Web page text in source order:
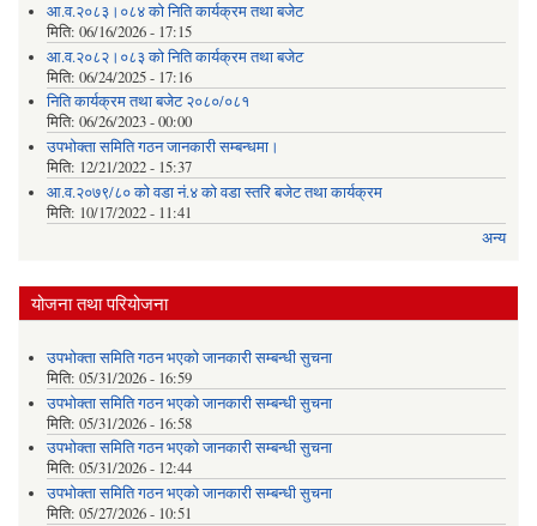
आ.व.२०८३।०८४ को निति कार्यक्रम तथा बजेट
मिति: 06/16/2026 - 17:15
आ.व.२०८२।०८३ को निति कार्यक्रम तथा बजेट
मिति: 06/24/2025 - 17:16
निति कार्यक्रम तथा बजेट २०८०/०८१
मिति: 06/26/2023 - 00:00
उपभोक्ता समिति गठन जानकारी सम्बन्धमा।
मिति: 12/21/2022 - 15:37
आ.व.२०७९/८० को वडा नं.४ को वडा स्तरि बजेट तथा कार्यक्रम
मिति: 10/17/2022 - 11:41
अन्य
योजना तथा परियोजना
उपभोक्ता समिति गठन भएको जानकारी सम्बन्धी सुचना
मिति: 05/31/2026 - 16:59
उपभोक्ता समिति गठन भएको जानकारी सम्बन्धी सुचना
मिति: 05/31/2026 - 16:58
उपभोक्ता समिति गठन भएको जानकारी सम्बन्धी सुचना
मिति: 05/31/2026 - 12:44
उपभोक्ता समिति गठन भएको जानकारी सम्बन्धी सुचना
मिति: 05/27/2026 - 10:51